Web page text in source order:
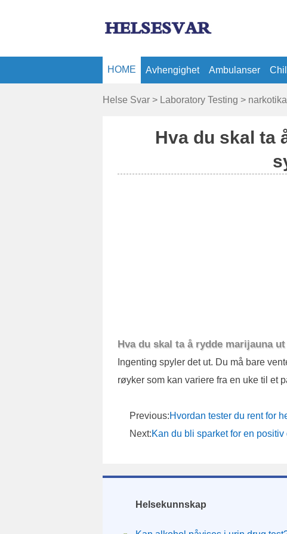
HOME Avhengighet Ambulanser
Sykeforsikring
Helse Svar > Laboratory Testing >
Hva du skal ta
Hva du skal ta å rydde marijauna
Ingenting spyler det ut. Du må bare
røyker som kan variere fra en uke til et
Previous:Hvordan tester du rent for
Next:Kan du bli sparket for en
Helsekunnskap